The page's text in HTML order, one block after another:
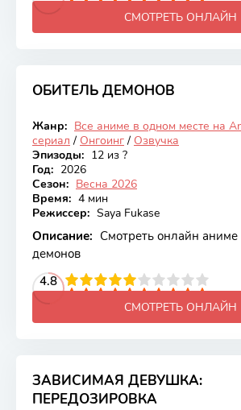
СМОТРЕТЬ ОНЛАЙН
ОБИТЕЛЬ ДЕМОНОВ
Онгоинг
5.34
Жанр: Все аниме в одном месте на
сериал / Онгоинг / Озвучка
Эпизоды: 12 из ?
Год: 2026
Сезон: Весна 2026
Время: 4 мин
Режиссер: Saya Fukase
Описание: Смотреть онлайн
демонов
4.8
4 5 6 7 8 9 10
СМОТРЕТЬ ОНЛАЙН
ЗАВИСИМАЯ ДЕВУШКА:
ПЕРЕДОЗИРОВКА
6.95